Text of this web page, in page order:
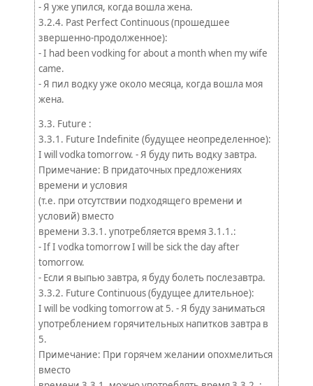
- Я уже упился, когда вошла жена.
3.2.4. Past Perfect Continuous (прошедшее
звершенно-продолженное):
- I had been vodking for about a month when my wife
came.
- Я пил водку уже около месяца, когда вошла моя
жена.
3.3. Future :
3.3.1. Future Indefinite (будущее неопределенное):
I will vodka tomorrow. - Я буду пить водку завтра.
Примечание: В придаточных предложениях
времени и условия
(т.е. при отсутствии подходящего времени и
условий) вместо
времени 3.3.1. употребляется время 3.1.1.:
- If I vodka tomorrow I will be sick the day after
tomorrow.
- Если я выпью завтра, я буду болеть послезавтра.
3.3.2. Future Continuous (будущее длительное):
I will be vodking tomorrow at 5. - Я буду заниматься
употреблением горячительных напитков завтра в
5.
Примечание: При горячем желании опохмелиться
вместо